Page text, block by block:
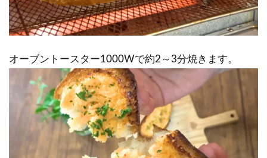
オーブントースター1000Wで約2～3分焼きます。